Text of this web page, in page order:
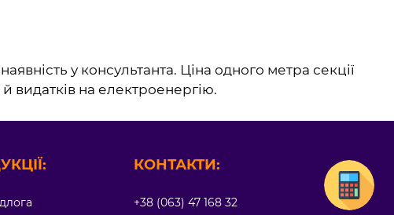
у консультанта. Ціна одного метра секції
видатків на електроенергію.
КОНТАКТИ:
+38 (063) 47 168 32